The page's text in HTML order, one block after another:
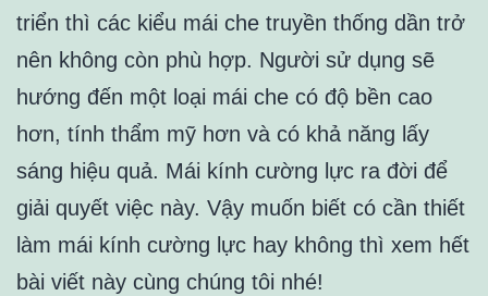
triển thì các kiểu mái che truyền thống dần trở
nên không còn phù hợp. Người sử dụng sẽ
hướng đến một loại mái che có độ bền cao
hơn, tính thẩm mỹ hơn và có khả năng lấy
sáng hiệu quả. Mái kính cường lực ra đời để
giải quyết việc này. Vậy muốn biết có cần thiết
làm mái kính cường lực hay không thì xem hết
bài viết này cùng chúng tôi nhé!